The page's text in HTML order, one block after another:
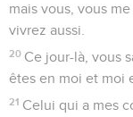
mais vous, vous
vivrez aussi.
20 Ce jour-là, vous
êtes en moi et moi
21 Celui qui a mes